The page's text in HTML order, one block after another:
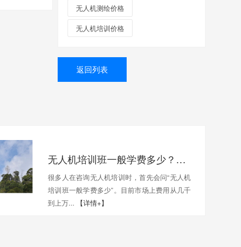
无人机测绘价格
无人机培训价格
返回列表
无人机培训班一般学费多少？一文带你了解真实费用与选择技巧
很多人在咨询无人机培训时，首先会问“无人机
培训班一般学费多少”。目前市场上费用从几千
到上万...
【详情+】